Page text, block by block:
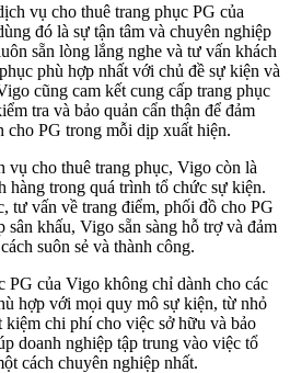
vụ cho thuê trang phục PG của
đó là sự tận tâm và chuyên nghiệp
sẵn lòng lắng nghe và tư vấn khách
phù hợp nhất với chủ đề sự kiện và
cũng cam kết cung cấp trang phục
tra và bảo quản cẩn thận để đảm
cho PG trong mỗi dịp xuất hiện.
vụ cho thuê trang phục, Vigo còn là
hàng trong quá trình tổ chức sự kiện.
tư vấn về trang điểm, phối đồ cho PG
sân khấu, Vigo sẵn sàng hỗ trợ và đảm
suôn sẻ và thành công.
PG của Vigo không chỉ dành cho các
hợp với mọi quy mô sự kiện, từ nhỏ
chi phí cho việc sở hữu và bảo
doanh nghiệp tập trung vào việc tổ
cách chuyên nghiệp nhất.